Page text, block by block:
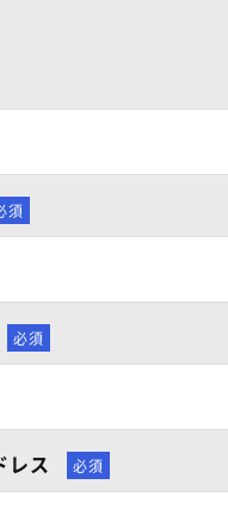
レス